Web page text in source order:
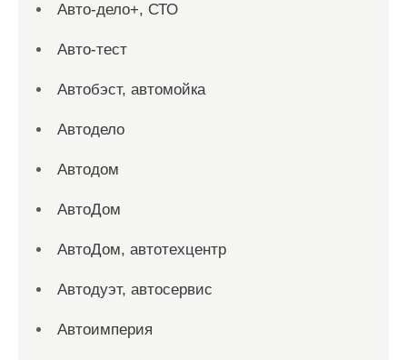
Авто-дело+, СТО
Авто-тест
Автобэст, автомойка
Автодело
Автодом
АвтоДом
АвтоДом, автотехцентр
Автодуэт, автосервис
Автоимперия